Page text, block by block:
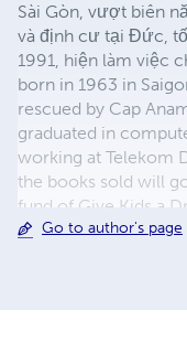
Sài Gòn, vượt biên
và định cư tại Đức,
1991, hiện làm việc
born in 1963 in
rescued by Cap
graduated in
working at Telekom
the books sold will
fund of Give Kids a
– in order to help
Go to author's page